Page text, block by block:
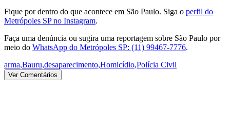
Fique por dentro do que acontece em São Paulo. Siga o perfil do
Metrópoles SP no Instagram.
Faça uma denúncia ou sugira uma reportagem sobre São Paulo por
meio do WhatsApp do Metrópoles SP: (11) 99467-7776.
arma,Bauru,desaparecimento,Homicídio,Polícia Civil
Ver Comentários